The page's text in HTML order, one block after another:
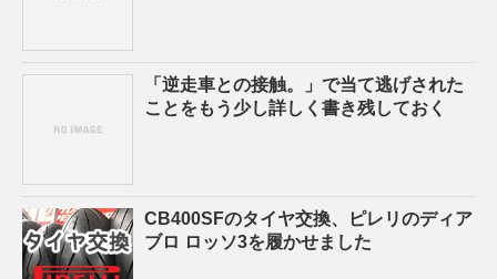
「逆走車との接触。」で当て逃げされた
ことをもう少し詳しく書き残しておく
CB400SFのタイヤ交換、ピレリのディア
ブロ ロッソ3を履かせました